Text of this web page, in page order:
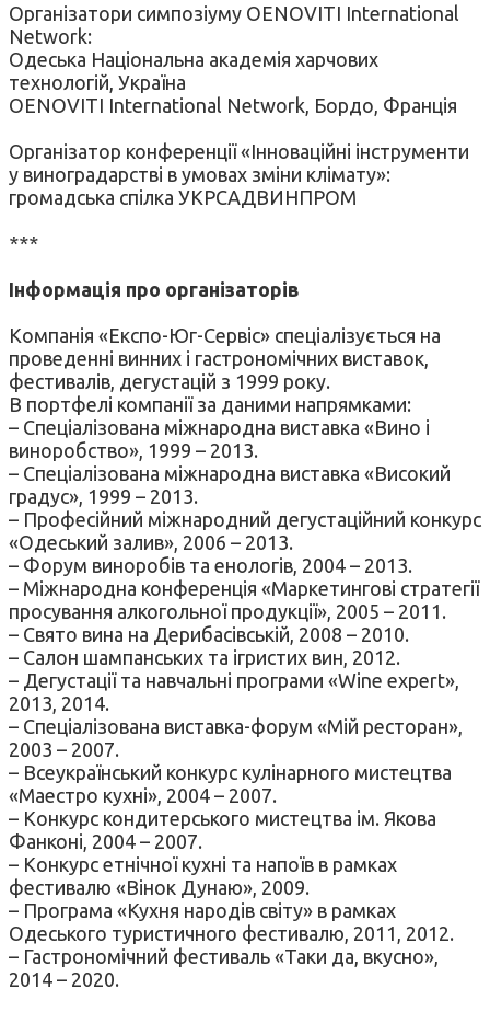
Організатори симпозіуму OENOVITI International
Network:
Одеська Національна академія харчових
технологій, Україна
OENOVITI International Network, Бордо, Франція
Організатор конференції «Інноваційні інструменти
у виноградарстві в умовах зміни клімату»:
громадська спілка УКРСАДВИНПРОМ
***
Інформація про організаторів
Компанія «Експо-Юг-Сервіс» спеціалізується на
проведенні винних і гастрономічних виставок,
фестивалів, дегустацій з 1999 року.
В портфелі компанії за даними напрямками:
– Спеціалізована міжнародна виставка «Вино і
виноробство», 1999 – 2013.
– Спеціалізована міжнародна виставка «Високий
градус», 1999 – 2013.
– Професійний міжнародний дегустаційний конкурс
«Одеський залив», 2006 – 2013.
– Форум виноробів та енологів, 2004 – 2013.
– Міжнародна конференція «Маркетингові стратегії
просування алкогольної продукції», 2005 – 2011.
– Свято вина на Дерибасівській, 2008 – 2010.
– Салон шампанських та ігристих вин, 2012.
– Дегустації та навчальні програми «Wine expert»,
2013, 2014.
– Спеціалізована виставка-форум «Мій ресторан»,
2003 – 2007.
– Всеукраїнський конкурс кулінарного мистецтва
«Маестро кухні», 2004 – 2007.
– Конкурс кондитерського мистецтва ім. Якова
Фанконі, 2004 – 2007.
– Конкурс етнічної кухні та напоїв в рамках
фестивалю «Вінок Дунаю», 2009.
– Програма «Кухня народів світу» в рамках
Одеського туристичного фестивалю, 2011, 2012.
– Гастрономічний фестиваль «Таки да, вкусно»,
2014 – 2020.